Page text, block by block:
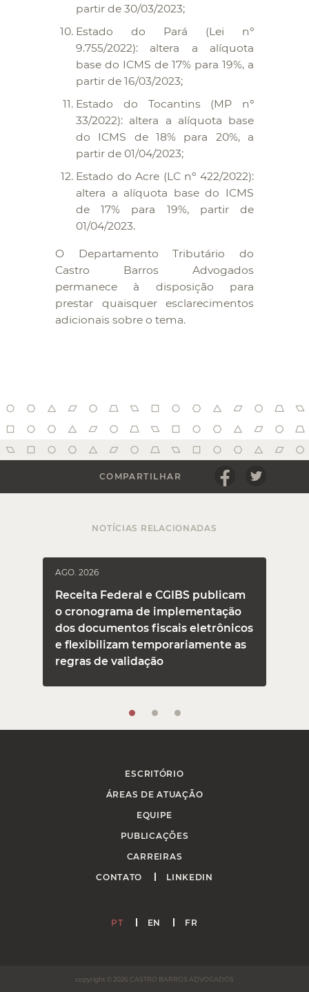
partir de 30/03/2023;
Estado do Pará (Lei nº
9.755/2022): altera a alíquota
base do ICMS de 17% para 19%, a
partir de 16/03/2023;
Estado do Tocantins (MP nº
33/2022): altera a alíquota base
do ICMS de 18% para 20%, a
partir de 01/04/2023;
Estado do Acre (LC nº 422/2022):
altera a alíquota base do ICMS
de 17% para 19%, partir de
01/04/2023.
O Departamento Tributário do
Castro Barros Advogados
permanece à disposição para
prestar quaisquer esclarecimentos
adicionais sobre o tema.
COMPARTILHAR
NOTÍCIAS RELACIONADAS
AGO. 2026
Receita Federal e CGIBS publicam
o cronograma de implementação
dos documentos fiscais eletrônicos
e flexibilizam temporariamente as
regras de validação
ESCRITÓRIO
ÁREAS DE ATUAÇÃO
EQUIPE
PUBLICAÇÕES
CARREIRAS
CONTATO
LINKEDIN
PT EN FR
copyright © 2026 CASTRO BARROS ADVOGADOS